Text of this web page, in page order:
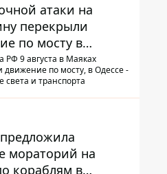
атаки на
перекрыли
по мосту в
подробности от
РФ 9 августа в Маяках
движение по мосту, в Одессе -
света и транспорта
мораторий на
кораблям в